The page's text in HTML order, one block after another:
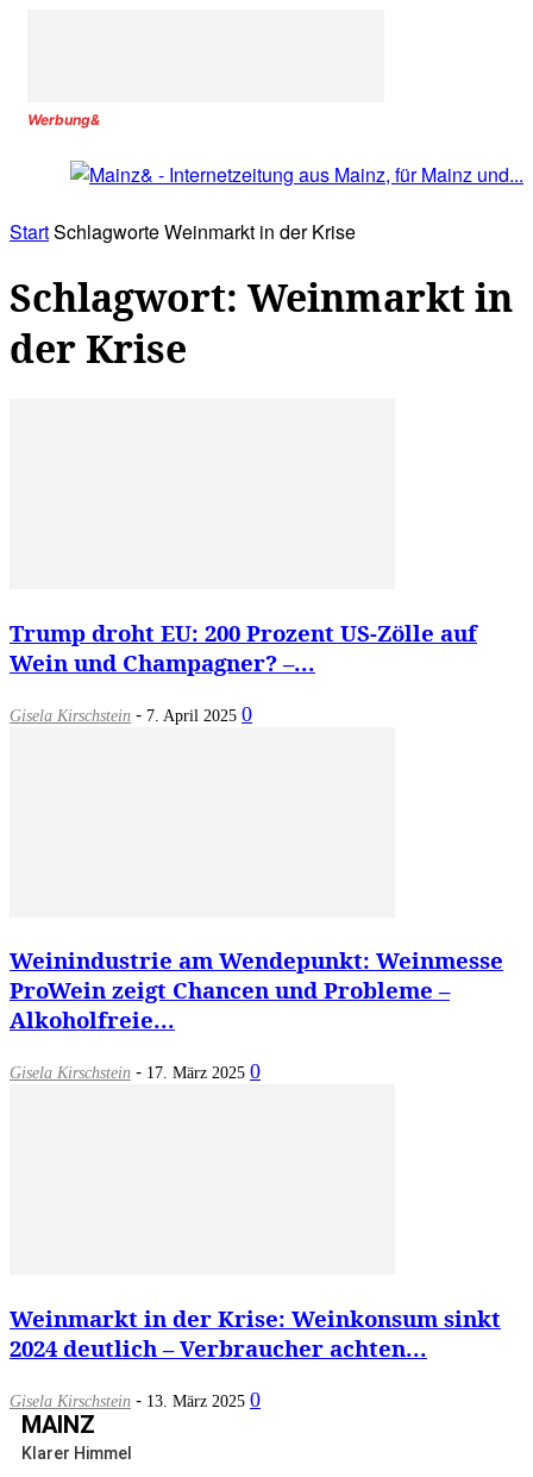
Werbung&
StartSchlagworteWeinmarkt in der Krise
Schlagwort: Weinmarkt in
der Krise
Trump droht EU: 200 Prozent US-Zölle auf
Wein und Champagner? –...
Gisela Kirschstein - 7. April 2025 0
Weinindustrie am Wendepunkt: Weinmesse
ProWein zeigt Chancen und Probleme –
Alkoholfreie...
Gisela Kirschstein - 17. März 2025 0
Weinmarkt in der Krise: Weinkonsum sinkt
2024 deutlich – Verbraucher achten...
Gisela Kirschstein - 13. März 2025 0
MAINZ
Klarer Himmel